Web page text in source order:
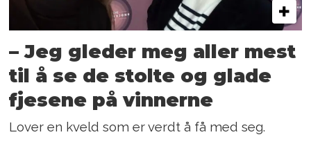
– Jeg gleder meg aller mest
til å se de stolte og glade
fjesene på vinnerne
Lover en kveld som er verdt å få med seg.